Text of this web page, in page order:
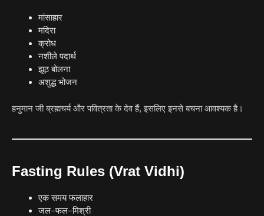
मांसाहार
मदिरा
क्रोध
नशीले पदार्थ
झूठ बोलना
अशुद्ध भोजन
हनुमान जी ब्रह्मचर्य और पवित्रता के देव हैं, इसलिए इनसे बचना आवश्यक है।
Fasting Rules (Vrat Vidhi)
एक समय फलाहार
जल–फल–मिश्री